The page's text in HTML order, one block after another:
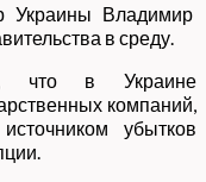
Украины Владимир
в среду.
что в Украине
компаний,
убытков